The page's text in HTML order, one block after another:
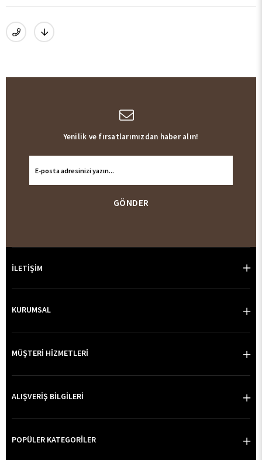
Yenilik ve fırsatlarımızdan haber alın!
GÖNDER
İLETİŞİM
KURUMSAL
MÜŞTERİ HİZMETLERİ
ALIŞVERİŞ BİLGİLERİ
POPÜLER KATEGORİLER